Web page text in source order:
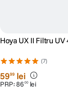
Hoya UX II Filtru UV
(7)
5999 lei
PRP:86 00 lei